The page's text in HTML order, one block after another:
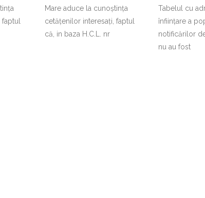
Mare aduce la cunoştinţa
cetăţenilor interesaţi, faptul
că, in baza H.C.L. nr
Tabelul cu
înființare a
notificărilor
nu au fost